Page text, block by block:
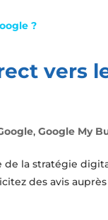
vers
,Google My
de la stratégie
des avis